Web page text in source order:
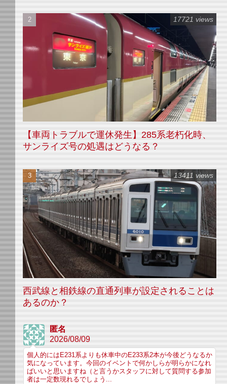
【車両トラブルで運休発生】285系老朽化時、
サンライズ号の処遇はどうなる？
17721 views
西武線と相鉄線の直通列車が設定されることは
あるのか？
13411 views
匿名
2026/08/09
個人的にはE231系よりも休車中のE233系2本が今後どうなるか
気になっています。今回のイベントで何かしらが明らかになれ
ばいいと思いますね（と言うかスタッフに対して質問する参加
者は一定数現れるでしょう...